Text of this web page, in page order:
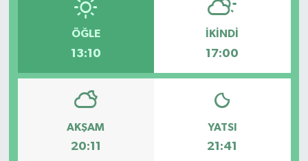
ÖĞLE
13:10
İKINDI
17:00
AKŞAM
20:11
YATSI
21:41